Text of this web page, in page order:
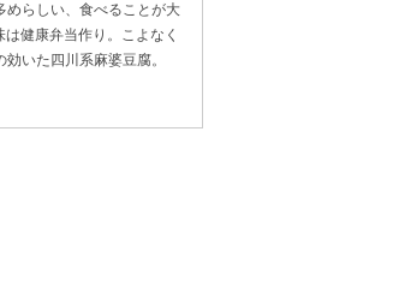
めらしい、食べることが大
健康弁当作り。こよなく
いた四川系麻婆豆腐。